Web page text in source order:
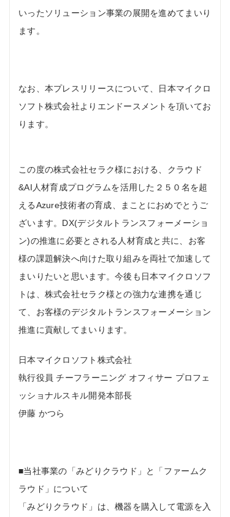
いったソリューション事業の展開を進めてまいり
ます。
なお、本プレスリリースについて、日本マイクロ
ソフト株式会社よりエンドースメントを頂いてお
ります。
この度の株式会社セラク様における、クラウド
&AI人材育成プログラムを活用した２５０名を超
えるAzure技術者の育成、まことにおめでとうご
ざいます。DX(デジタルトランスフォーメーショ
ン)の推進に必要とされる人材育成と共に、お客
様の課題解決へ向けた取り組みを両社で加速して
まいりたいと思います。今後も日本マイクロソフ
トは、株式会社セラク様との強力な連携を通じ
て、お客様のデジタルトランスフォーメーション
推進に貢献してまいります。
日本マイクロソフト株式会社
執行役員 チーフラーニング オフィサー プロフェ
ッショナルスキル開発本部長
伊藤 かつら
■当社事業の「みどりクラウド」と「ファームク
ラウド」について
「みどりクラウド」は、機器を購入して電源を入